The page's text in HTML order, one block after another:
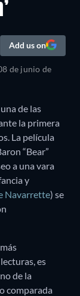
Add us on
de junio de
de las
la primera
La película
“Bear”
a una vara
y
Navarrette) se
es
de la
comparada